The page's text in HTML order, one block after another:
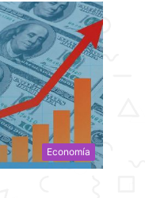
Economía